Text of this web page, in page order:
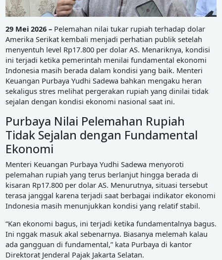
29 Mei 2026 – Pelemahan nilai tukar rupiah terhadap dolar
Amerika Serikat kembali menjadi perhatian publik setelah
menyentuh level Rp17.800 per dolar AS. Menariknya, kondisi
ini terjadi ketika pemerintah menilai fundamental ekonomi
Indonesia masih berada dalam kondisi yang baik. Menteri
Keuangan Purbaya Yudhi Sadewa bahkan mengaku heran
sekaligus stres melihat pergerakan rupiah yang dinilai tidak
sejalan dengan kondisi ekonomi nasional saat ini.
Purbaya Nilai Pelemahan Rupiah
Tidak Sejalan dengan Fundamental
Ekonomi
Menteri Keuangan Purbaya Yudhi Sadewa menyoroti
pelemahan rupiah yang terus berlanjut hingga berada di
kisaran Rp17.800 per dolar AS. Menurutnya, situasi tersebut
terasa janggal karena terjadi saat berbagai indikator ekonomi
Indonesia masih menunjukkan kondisi yang relatif stabil.
“Kan ekonomi bagus, ini terjadi ketika fundamentalnya bagus.
Ini nggak masuk akal sebenarnya. Biasanya melemah kalau
ada gangguan di fundamental,” kata Purbaya di kantor
Direktorat Jenderal Pajak Jakarta Selatan.